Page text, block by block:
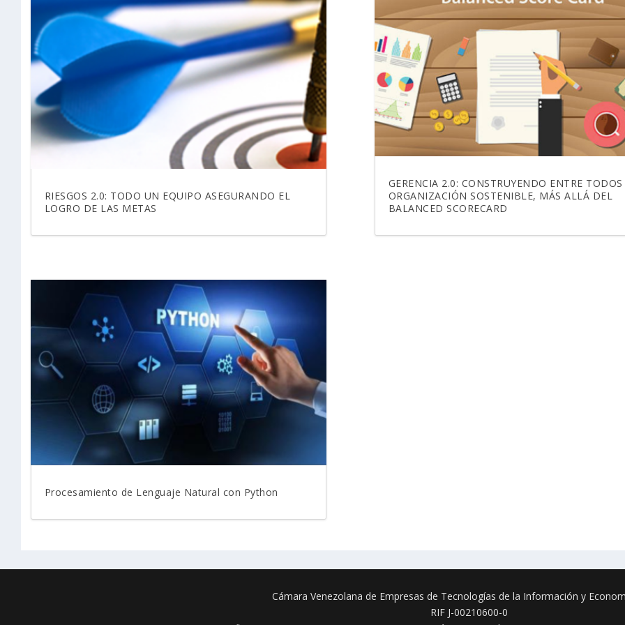
RIESGOS 2.0: TODO UN EQUIPO ASEGURANDO EL
LOGRO DE LAS METAS
Procesamiento de Lenguaje Natural con Python
GERENCIA 2.0: CONSTRUYENDO ENTRE
ORGANIZACIÓN SOSTENIBLE, MÁS ALLÁ DEL
BALANCED SCORECARD
Cámara Venezolana de Empresas de Tecnologías de la Información y
RIF J-00210600-0